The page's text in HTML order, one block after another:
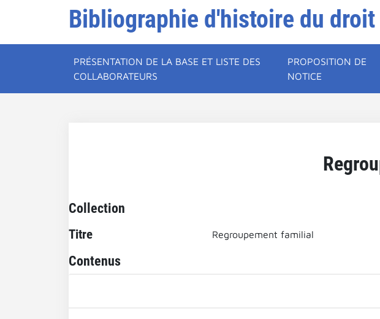
Bibliographie d'histoire du
PRÉSENTATION DE LA BASE ET LISTE DES
COLLABORATEURS
PROPOSITION DE
NOTICE
Collection
Titre Regroupement familial
Contenus